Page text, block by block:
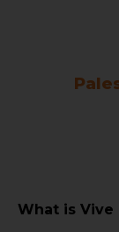
What is Vive